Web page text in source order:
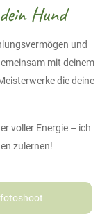
Hund
und
mit deinem
die deine
voller Energie – ich
zulernen!